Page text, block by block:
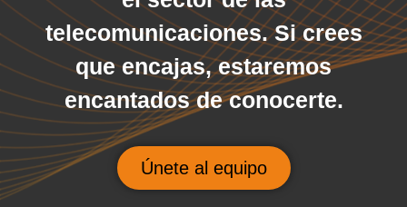
telecomunicaciones. Si crees
que encajas, estaremos
encantados de conocerte.
Únete al equipo